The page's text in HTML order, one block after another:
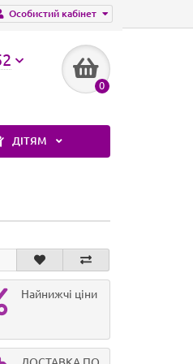
Особистий кабінет
0
ДІТЯМ
Найнижчі ціни